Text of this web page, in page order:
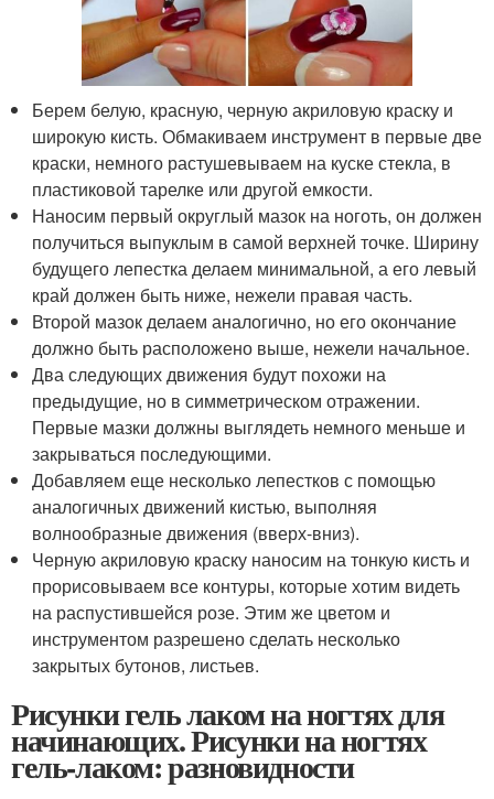
Берем белую, красную, черную акриловую краску и
широкую кисть. Обмакиваем инструмент в первые две
краски, немного растушевываем на куске стекла, в
пластиковой тарелке или другой емкости.
Наносим первый округлый мазок на ноготь, он должен
получиться выпуклым в самой верхней точке. Ширину
будущего лепестка делаем минимальной, а его левый
край должен быть ниже, нежели правая часть.
Второй мазок делаем аналогично, но его окончание
должно быть расположено выше, нежели начальное.
Два следующих движения будут похожи на
предыдущие, но в симметрическом отражении.
Первые мазки должны выглядеть немного меньше и
закрываться последующими.
Добавляем еще несколько лепестков с помощью
аналогичных движений кистью, выполняя
волнообразные движения (вверх-вниз).
Черную акриловую краску наносим на тонкую кисть и
прорисовываем все контуры, которые хотим видеть
на распустившейся розе. Этим же цветом и
инструментом разрешено сделать несколько
закрытых бутонов, листьев.
Рисунки гель лаком на ногтях для
начинающих. Рисунки на ногтях
гель-лаком: разновидности